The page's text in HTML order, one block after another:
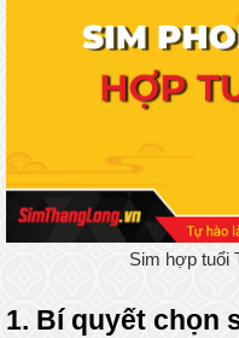
Sim hợp tuổi
1. Bí quyết chọn